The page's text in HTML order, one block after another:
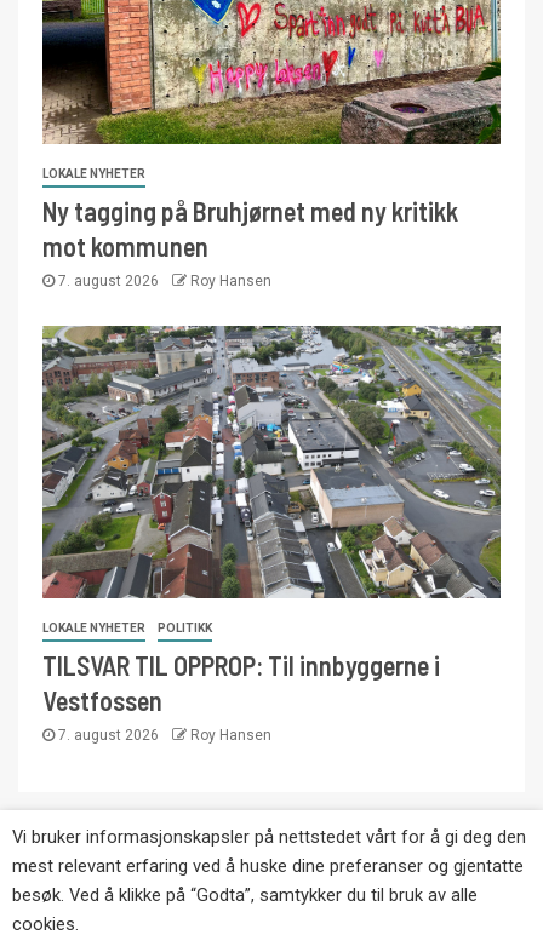
LOKALE NYHETER
Ny tagging på Bruhjørnet med ny kritikk
mot kommunen
7. august 2026 Roy Hansen
LOKALE NYHETER POLITIKK
TILSVAR TIL OPPROP: Til innbyggerne i
Vestfossen
7. august 2026 Roy Hansen
Copyright © Eikernytt.no utgis av Roy’s
Pressetjeneste. Kopiering av tekst, bilder og
annonser er ikke tillatt uten etter avtale med utgiver.
Vi bruker informasjonskapsler på nettstedet vårt for å gi deg den
mest relevant erfaring ved å huske dine preferanser og gjentatte
besøk. Ved å klikke på “Godta”, samtykker du til bruk av alle
cookies.